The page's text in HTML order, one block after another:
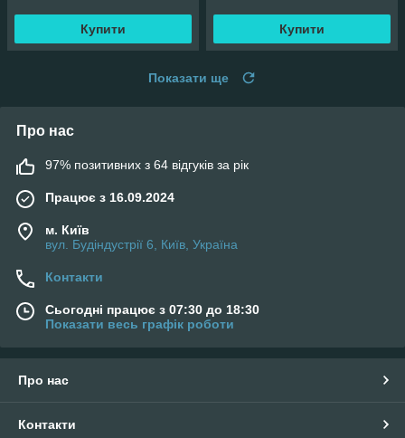
Купити Купити
Показати ще
Про нас
97% позитивних з 64 відгуків за рік
Працює з 16.09.2024
м. Київ
вул. Будіндустрії 6, Київ, Україна
Контакти
Сьогодні працює з 07:30 до 18:30
Показати весь графік роботи
Про нас
Контакти